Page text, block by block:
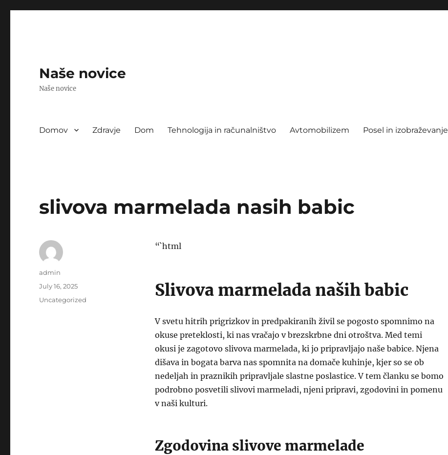
Naše novice
Naše novice
Domov Zdravje Dom Tehnologija in računalništvo Avtomobilizem Posel in izobraževanje
slivova marmelada nasih babic
“`html
Slivova marmelada naših babic
V svetu hitrih prigrizkov in predpakiranih živil se pogosto spomnimo na
okuse preteklosti, ki nas vračajo v brezskrbne dni otroštva. Med temi
okusi je zagotovo slivova marmelada, ki jo pripravljajo naše babice. Njena
dišava in bogata barva nas spomnita na domače kuhinje, kjer so se ob
nedeljah in praznikih pripravljale slastne poslastice. V tem članku se bomo
podrobno posvetili slivovi marmeladi, njeni pripravi, zgodovini in pomenu
v naši kulturi.
Zgodovina slivove marmelade
Author
admin
Posted
July 16, 2025
Categories
Uncategorized